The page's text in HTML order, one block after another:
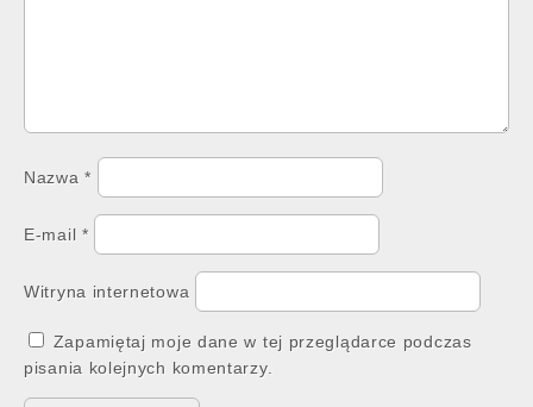
Nazwa*
E-mail *
Witryna internetowa
Zapamiętaj moje dane w tej przeglądarce podczas
pisania kolejnych komentarzy.